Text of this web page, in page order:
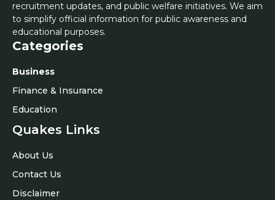
recruitment updates, and public welfare initiatives. We aim
to simplify official information for public awareness and
educational purposes.
Categories
Business
Finance & Insurance
Education
Quakes Links
About Us
Contact Us
Disclaimer